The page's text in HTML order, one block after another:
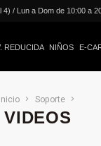
4) / Lun a Dom de 10:00 a
REDUCIDA NIÑOS E-
Inicio Soporte
VIDEOS